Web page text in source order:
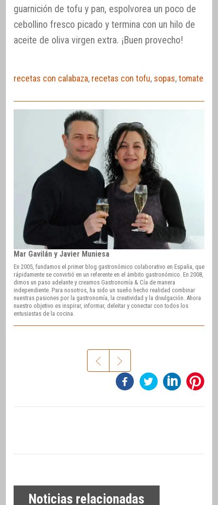
guarnición de tofu y pan, espolvorea un poco de
cebollino fresco picado y termina con un hilo de
aceite de oliva virgen extra. ¡Buen provecho!
recetas con calabaza, recetas con tofu, sopas,tomate
Mar Gavilán y Javier Muniesa
En 2005, fundamos el primer blog gastronómico colaborativo en España, que
rápidamente se convirtió en un referente en el ámbito gastronómico. En 2008,
dimos un paso adelante y creamos Gastronomía & Cía de manera
independiente. Para nosotros, ha sido un sueño hecho realidad combinar
nuestras pasiones por la gastronomía, la creatividad y la divulgación. Ahora
nuestro objetivo es inspirar, informar, deleitar y conectar con todos los
entusiastas de la cocina.
Noticias relacionadas